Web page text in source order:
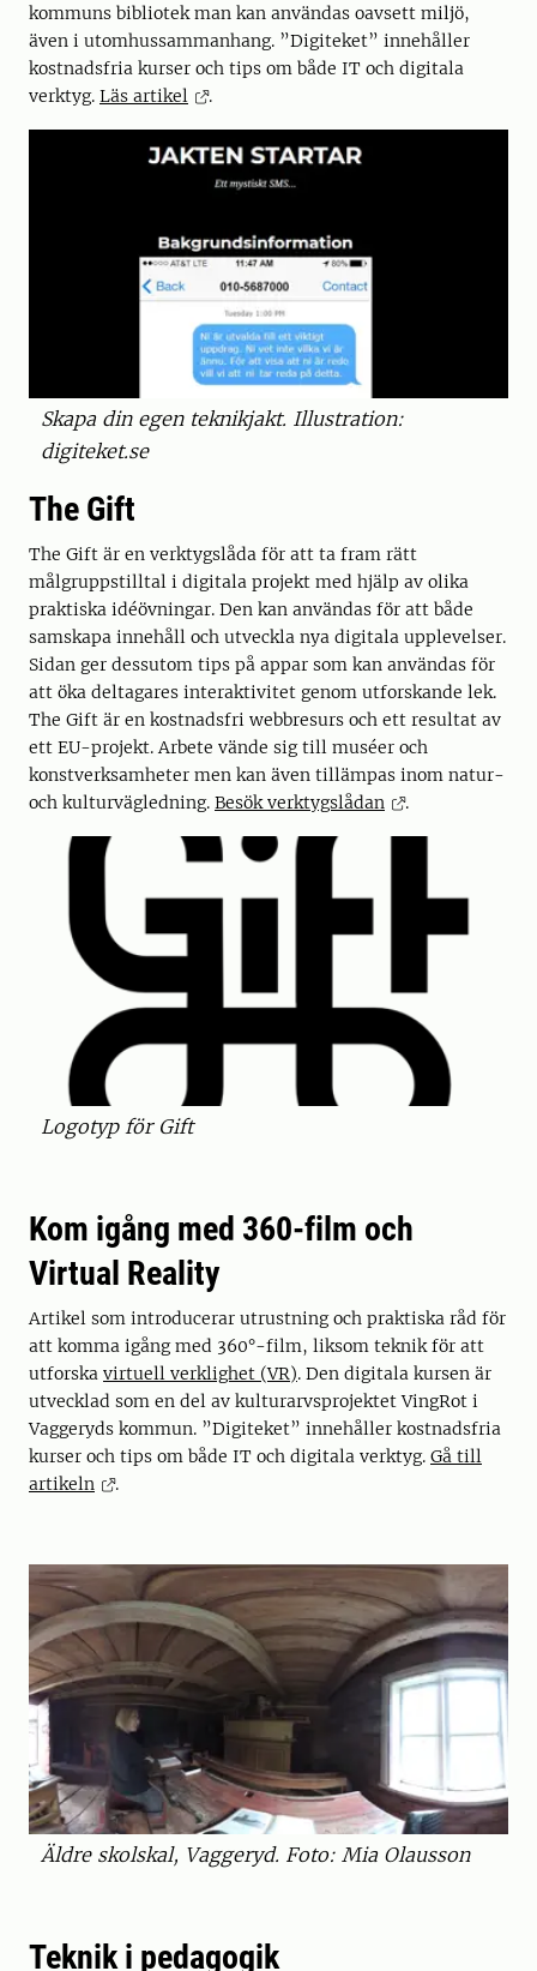
kommuns bibliotek man kan användas oavsett miljö,
även i utomhussammanhang. ”Digiteket” innehåller
kostnadsfria kurser och tips om både IT och digitala
verktyg. Läs artikel .
Skapa din egen teknikjakt. Illustration:
digiteket.se
The Gift
The Gift är en verktygslåda för att ta fram rätt
målgruppstilltal i digitala projekt med hjälp av olika
praktiska idéövningar. Den kan användas för att både
samskapa innehåll och utveckla nya digitala upplevelser.
Sidan ger dessutom tips på appar som kan användas för
att öka deltagares interaktivitet genom utforskande lek.
The Gift är en kostnadsfri webbresurs och ett resultat av
ett EU-projekt. Arbete vände sig till muséer och
konstverksamheter men kan även tillämpas inom natur-
och kulturvägledning. Besök verktygslådan .
Logotyp för Gift
Kom igång med 360-film och
Virtual Reality
Artikel som introducerar utrustning och praktiska råd för
att komma igång med 360°-film, liksom teknik för att
utforska virtuell verklighet (VR). Den digitala kursen är
utvecklad som en del av kulturarvsprojektet VingRot i
Vaggeryds kommun. ”Digiteket” innehåller kostnadsfria
kurser och tips om både IT och digitala verktyg. Gå till
artikeln
.
Äldre skolskal, Vaggeryd. Foto: Mia Olausson
Teknik i pedagogik